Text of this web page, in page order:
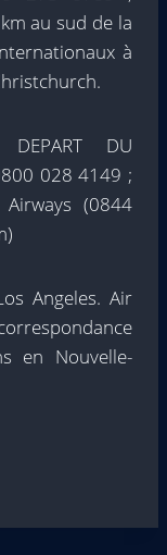
au sud de la
à
DEPART DU
028 4149 ;
Airways (0844
Angeles. Air
en Nouvelle-